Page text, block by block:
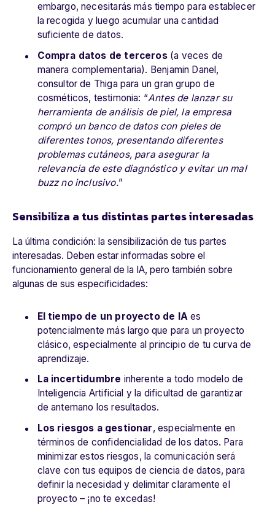
embargo, necesitarás más tiempo para establecer
la recogida y luego acumular una cantidad
suficiente de datos.
Compra datos de terceros(a veces de
manera complementaria). Benjamin Danel,
consultor de Thiga para un gran grupo de
cosméticos, testimonia: “Antes de lanzar su
herramienta de análisis de piel, la empresa
compró un banco de datos con pieles de
diferentes tonos, presentando diferentes
problemas cutáneos, para asegurar la
relevancia de este diagnóstico y evitar un mal
buzz no inclusivo.”
Sensibiliza a tus distintas partes interesadas
La última condición: la sensibilización de tus partes
interesadas. Deben estar informadas sobre el
funcionamiento general de la IA, pero también sobre
algunas de sus especificidades:
El tiempo de un proyecto de IAes
potencialmente más largo que para un proyecto
clásico, especialmente al principio de tu curva de
aprendizaje.
La incertidumbre inherente a todo modelo de
Inteligencia Artificial y la dificultad de garantizar
de antemano los resultados.
Los riesgos a gestionar, especialmente en
términos de confidencialidad de los datos. Para
minimizar estos riesgos, la comunicación será
clave con tus equipos de ciencia de datos, para
definir la necesidad y delimitar claramente el
proyecto – ¡no te excedas!